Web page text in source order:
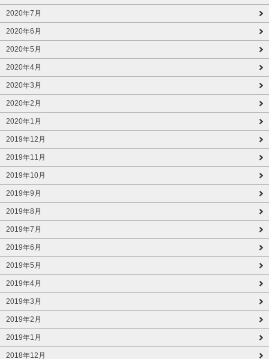
2020年7月
2020年6月
2020年5月
2020年4月
2020年3月
2020年2月
2020年1月
2019年12月
2019年11月
2019年10月
2019年9月
2019年8月
2019年7月
2019年6月
2019年5月
2019年4月
2019年3月
2019年2月
2019年1月
2018年12月